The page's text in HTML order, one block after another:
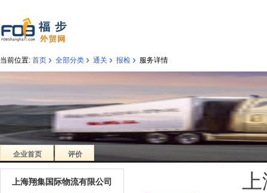
当前位置: 首页 › 全部分类 › 通关 › 报检 › 服务详情
企业首页 评价
上海翔集国际物流有限公司